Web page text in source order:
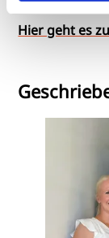
Hier geht es